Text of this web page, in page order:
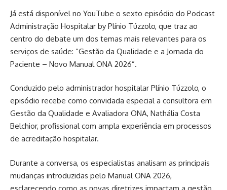
Já está disponível no YouTube o sexto episódio do Podcast
Administração Hospitalar by Plínio Túzzolo, que traz ao
centro do debate um dos temas mais relevantes para os
serviços de saúde: “Gestão da Qualidade e a Jornada do
Paciente – Novo Manual ONA 2026”.
Conduzido pelo administrador hospitalar Plínio Túzzolo, o
episódio recebe como convidada especial a consultora em
Gestão da Qualidade e Avaliadora ONA, Nathália Costa
Belchior, profissional com ampla experiência em processos
de acreditação hospitalar.
Durante a conversa, os especialistas analisam as principais
mudanças introduzidas pelo Manual ONA 2026,